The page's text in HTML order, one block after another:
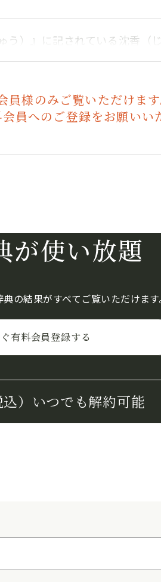
う）』に記されている沈香
員様のみご覧いただけま
員へのご登録をお願いい
が使い放題
の結果がすべてご覧いただけま
有料会員登録する
） いつでも解約可能